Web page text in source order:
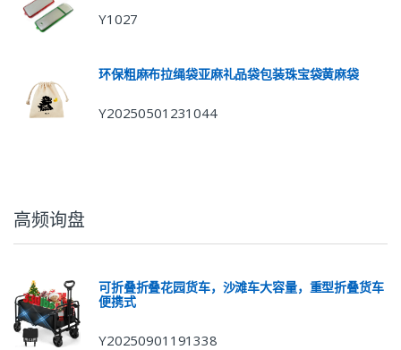
Y1027
环保粗麻布拉绳袋亚麻礼品袋包装珠宝袋黄麻袋
Y20250501231044
高频询盘
可折叠折叠花园货车，沙滩车大容量，重型折叠货车
便携式
Y20250901191338